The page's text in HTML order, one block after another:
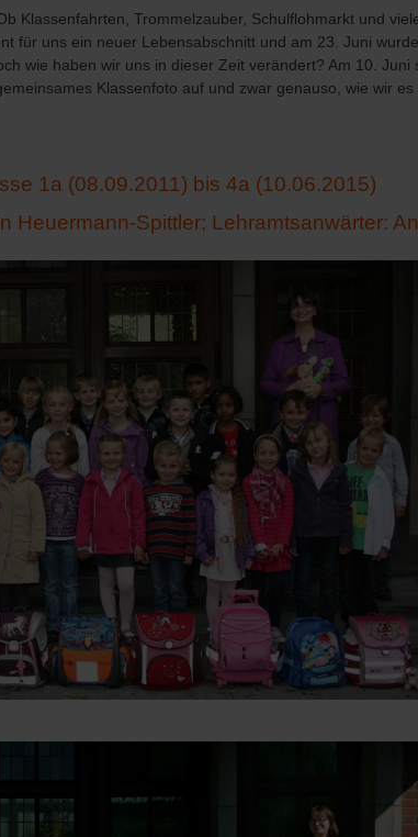
Klassenfahrten, Trommelzauber, Schulflohmarkt und
für uns ein neuer Lebensabschnitt und am 23. Juni
wie haben wir uns in dieser Zeit verändert? Am 10. Juni
Klassenfoto auf und zwar genauso, wie wir
1a (08.09.2011) bis 4a (10.06.2015)
Heuermann-Spittler; Lehramtsanwärter: